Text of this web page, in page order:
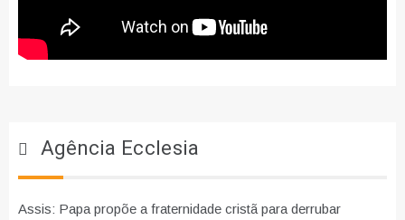
Agência Ecclesia
Assis: Papa propõe a fraternidade cristã para derrubar